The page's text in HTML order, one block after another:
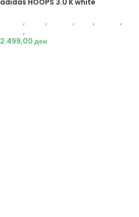
, , , ,
,
,
2.499,00 ден